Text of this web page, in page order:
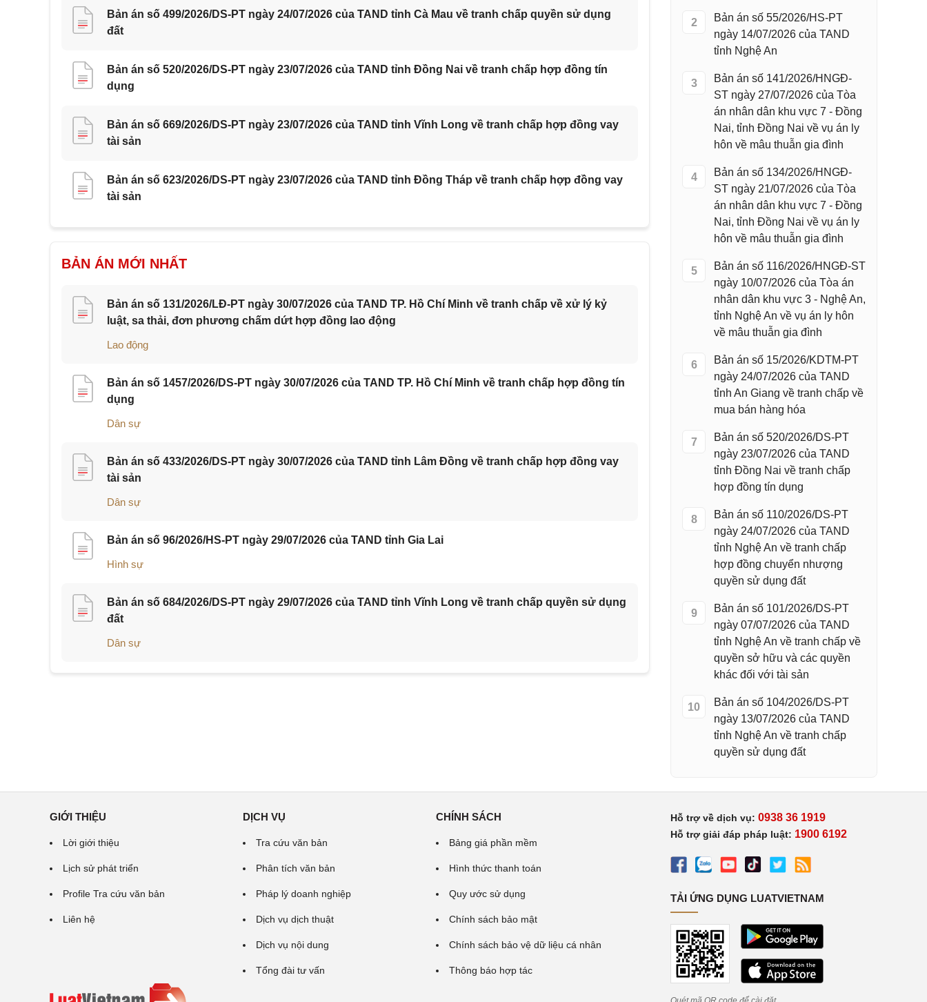
Bản án số 499/2026/DS-PT ngày 24/07/2026 của TAND tỉnh Cà Mau về tranh chấp quyền sử dụng
đất
Bản án số 520/2026/DS-PT ngày 23/07/2026 của TAND tỉnh Đồng Nai về tranh chấp hợp đồng tín
dụng
Bản án số 669/2026/DS-PT ngày 23/07/2026 của TAND tỉnh Vĩnh Long về tranh chấp hợp đồng vay
tài sản
Bản án số 623/2026/DS-PT ngày 23/07/2026 của TAND tỉnh Đồng Tháp về tranh chấp hợp đồng vay
tài sản
BẢN ÁN MỚI NHẤT
Bản án số 131/2026/LĐ-PT ngày 30/07/2026 của TAND TP. Hồ Chí Minh về tranh chấp về xử lý kỷ
luật, sa thải, đơn phương chấm dứt hợp đồng lao động
Lao động
Bản án số 1457/2026/DS-PT ngày 30/07/2026 của TAND TP. Hồ Chí Minh về tranh chấp hợp đồng tín
dụng
Dân sự
Bản án số 433/2026/DS-PT ngày 30/07/2026 của TAND tỉnh Lâm Đồng về tranh chấp hợp đồng vay
tài sản
Dân sự
Bản án số 96/2026/HS-PT ngày 29/07/2026 của TAND tỉnh Gia Lai
Hình sự
Bản án số 684/2026/DS-PT ngày 29/07/2026 của TAND tỉnh Vĩnh Long về tranh chấp quyền sử dụng
đất
Dân sự
2
Bản án số 55/2026/HS-PT
ngày 14/07/2026 của TAND
tỉnh Nghệ An
3
Bản án số 141/2026/HNGĐ-
ST ngày 27/07/2026 của Tòa
án nhân dân khu vực 7 - Đồng
Nai, tỉnh Đồng Nai về vụ án ly
hôn về mâu thuẫn gia đình
4
Bản án số 134/2026/HNGĐ-
ST ngày 21/07/2026 của Tòa
án nhân dân khu vực 7 - Đồng
Nai, tỉnh Đồng Nai về vụ án ly
hôn về mâu thuẫn gia đình
5
Bản án số 116/2026/HNGĐ-ST
ngày 10/07/2026 của Tòa án
nhân dân khu vực 3 - Nghệ An,
tỉnh Nghệ An về vụ án ly hôn
về mâu thuẫn gia đình
6
Bản án số 15/2026/KDTM-PT
ngày 24/07/2026 của TAND
tỉnh An Giang về tranh chấp về
mua bán hàng hóa
7
Bản án số 520/2026/DS-PT
ngày 23/07/2026 của TAND
tỉnh Đồng Nai về tranh chấp
hợp đồng tín dụng
8
Bản án số 110/2026/DS-PT
ngày 24/07/2026 của TAND
tỉnh Nghệ An về tranh chấp
hợp đồng chuyển nhượng
quyền sử dụng đất
9
Bản án số 101/2026/DS-PT
ngày 07/07/2026 của TAND
tỉnh Nghệ An về tranh chấp về
quyền sở hữu và các quyền
khác đối với tài sản
10
Bản án số 104/2026/DS-PT
ngày 13/07/2026 của TAND
tỉnh Nghệ An về tranh chấp
quyền sử dụng đất
GIỚI THIỆU
Lời giới thiệu
Lịch sử phát triển
Profile Tra cứu văn bản
Liên hệ
DỊCH VỤ
Tra cứu văn bản
Phân tích văn bản
Pháp lý doanh nghiệp
Dịch vụ dịch thuật
Dịch vụ nội dung
Tổng đài tư vấn
CHÍNH SÁCH
Bảng giá phần mềm
Hình thức thanh toán
Quy ước sử dụng
Chính sách bảo mật
Chính sách bảo vệ dữ liệu cá nhân
Thông báo hợp tác
Hỗ trợ về dịch vụ: 0938 36 1919
Hỗ trợ giải đáp pháp luật: 1900 6192
TẢI ỨNG DỤNG LUATVIETNAM